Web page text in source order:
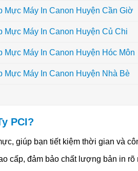
Mực Máy In Canon Huyện Cần Giờ
Mực Máy In Canon Huyện Củ Chi
Mực Máy In Canon Huyện Hóc Môn
Mực Máy In Canon Huyện Nhà Bè
PCI?
giúp bạn tiết kiệm thời gian và
cấp, đảm bảo chất lượng bản in rõ